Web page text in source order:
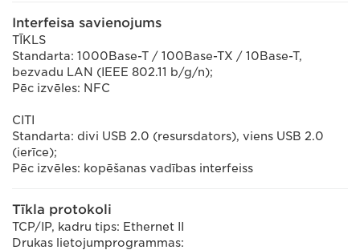
Interfeisa savienojums
TĪKLS
Standarta: 1000Base-T / 100Base-TX / 10Base-T,
bezvadu LAN (IEEE 802.11 b/g/n);
Pēc izvēles: NFC
CITI
Standarta: divi USB 2.0 (resursdators), viens USB 2.0
(ierīce);
Pēc izvēles: kopēšanas vadības interfeiss
Tīkla protokoli
TCP/IP, kadru tips: Ethernet II
Drukas lietojumprogrammas: